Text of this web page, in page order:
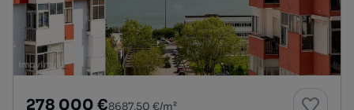
278 000 €8687,50 €/m²